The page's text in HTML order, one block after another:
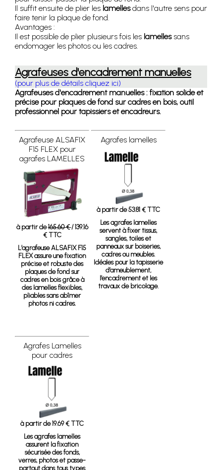
Il suffit ensuite de plier les lamellesdans l'autre sens pour
faire tenir la plaque de fond.
Avantages :
Il est possible de plier plusieurs fois les lamelles sans
endomager les photos ou les cadres.
Agrafeuses d'encadrement manuelles
(pour plus de détails cliquez ici)
Agrafeuses d'encadrement manuelles : fixation solide et
précise pour plaques de fond sur cadres en bois, outil
professionnel pour tapissiers et encadreurs.
Agrafeuse ALSAFIX
F15 FLEX pour
agrafes LAMELLES
à partir de165.60 €/ 139.16
€ TTC
L’agrafeuse ALSAFIX F15
FLEX assure une fixation
précise et robuste des
plaques de fond sur
cadres en bois grâce à
des lamelles flexibles,
pliables sans abîmer
photos ni cadres.
Agrafes lamelles
à partir de 53.81 € TTC
Les agrafes lamelles
servent à fixer tissus,
sangles, toiles et
panneaux sur boiseries,
cadres ou meubles.
Idéales pour la tapisserie
d’ameublement,
l’encadrement et les
travaux de bricolage.
Agrafes Lamelles
pour cadres
à partir de 19.69 € TTC
Les agrafes lamelles
assurent la fixation
sécurisée des fonds,
verres, photos et passe-
partout dans tous types